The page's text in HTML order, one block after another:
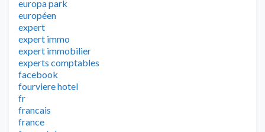
europa park
européen
expert
expert immo
expert immobilier
experts comptables
facebook
fourviere hotel
fr
francais
france